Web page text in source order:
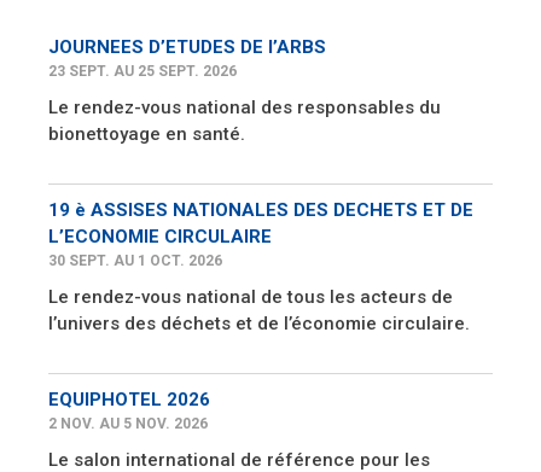
JOURNEES D’ETUDES DE l’ARBS
23 SEPT. AU 25 SEPT. 2026
Le rendez-vous national des responsables du
bionettoyage en santé.
19 è ASSISES NATIONALES DES DECHETS ET DE
L’ECONOMIE CIRCULAIRE
30 SEPT. AU 1 OCT. 2026
Le rendez-vous national de tous les acteurs de
l’univers des déchets et de l’économie circulaire.
EQUIPHOTEL 2026
2 NOV. AU 5 NOV. 2026
Le salon international de référence pour les